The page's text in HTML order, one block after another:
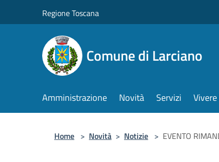
Regione Toscana
Comune di Larciano
Amministrazione Novità Servizi
Home > Novità > Notizie > EVENTO